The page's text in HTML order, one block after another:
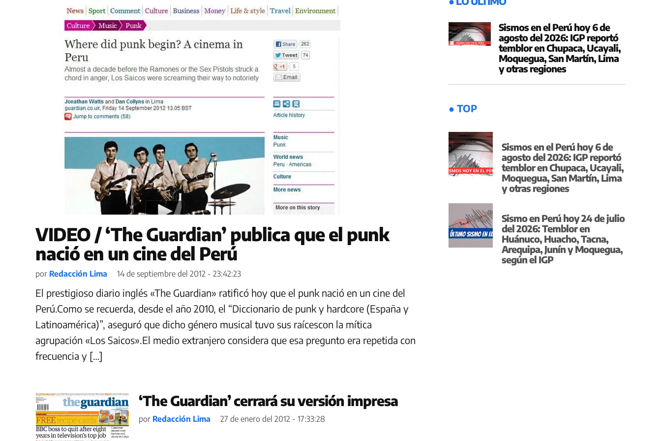
VIDEO / ‘The Guardian’ publica que el punk
nació en un cine del Perú
por Redacción Lima 14 de septiembre del 2012 - 23:42:23
El prestigioso diario inglés «The Guardian» ratificó hoy que el punk nació en un cine del
Perú.Como se recuerda, desde el año 2010, el “Diccionario de punk y hardcore (España y
Latinoamérica)”, aseguró que dicho género musical tuvo sus raícescon la mítica
agrupación «Los Saicos».El medio extranjero considera que esa pregunto era repetida con
frecuencia y […]
‘The Guardian’ cerrará su versión impresa
por Redacción Lima 27 de enero del 2012 - 17:33:28
Sismos en el Perú hoy 6 de
agosto del 2026: IGP reportó
temblor en Chupaca, Ucayali,
Moquegua, San Martín, Lima
y otras regiones
● TOP
Sismos en el Perú hoy 6 de
agosto del 2026: IGP reportó
temblor en Chupaca, Ucayali,
Moquegua, San Martín, Lima
y otras regiones
Sismo en Perú hoy 24 de julio
del 2026: Temblor en
Huánuco, Huacho, Tacna,
Arequipa, Junín y Moquegua,
según el IGP